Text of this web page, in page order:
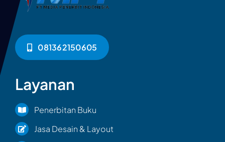
081362150605
Layanan
Penerbitan Buku
Jasa Desain & Layout